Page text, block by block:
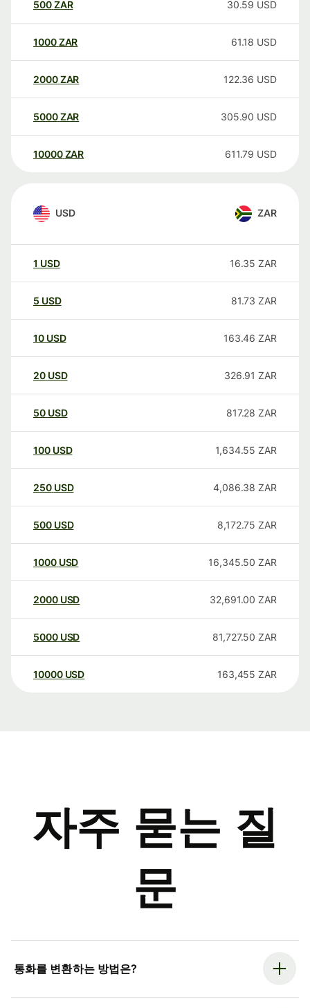
500ZAR 30.59 USD
1000ZAR 61.18 USD
2000ZAR 122.36 USD
5000ZAR 305.90 USD
10000 ZAR 611.79 USD
USD ZAR
1 USD 16.35 ZAR
5 USD 81.73 ZAR
10 USD 163.46 ZAR
20 USD 326.91 ZAR
50 USD 817.28 ZAR
100 USD 1,634.55 ZAR
250 USD 4,086.38 ZAR
500 USD 8,172.75 ZAR
1000 USD 16,345.50 ZAR
2000 USD 32,691.00 ZAR
5000 USD 81,727.50 ZAR
10000 USD 163,455 ZAR
자주 묻는 질
문
통화를 변환하는 방법은?